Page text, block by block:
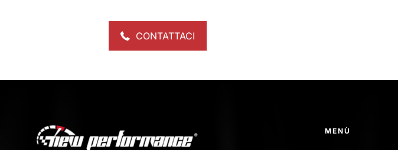
CONTATTACI
MENÙ